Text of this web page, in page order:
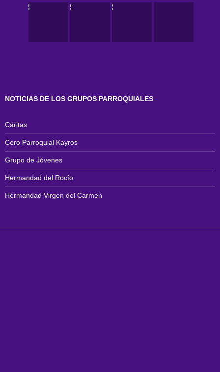
NOTICIAS DE LOS GRUPOS PARROQUIALES
Cáritas
Coro Parroquial Kayros
Grupo de Jóvenes
Hermandad del Rocío
Hermandad Virgen del Carmen